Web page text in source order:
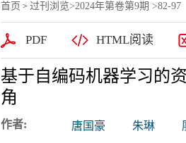
首页 > 过刊浏览>2024年第卷第9期 >82-97
PDF HTML阅读
基于自编码机器学习的
角
作者: 唐国豪 朱琳